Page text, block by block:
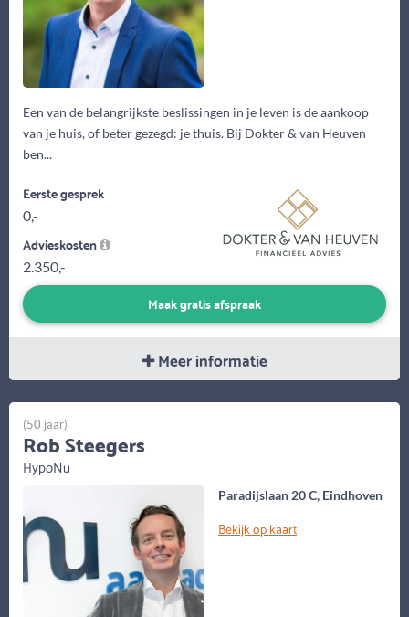
Een van de belangrijkste beslissingen in je leven is de aankoop
van je huis, of beter gezegd: je thuis. Bij Dokter & van Heuven
ben...
Eerste gesprek
0,-
Advieskosten
2.350,-
Maak gratis afspraak
Meer informatie
Paradijslaan 20 C, Eindhoven
Bekijk op kaart
(50 jaar)
Rob Steegers
HypoNu